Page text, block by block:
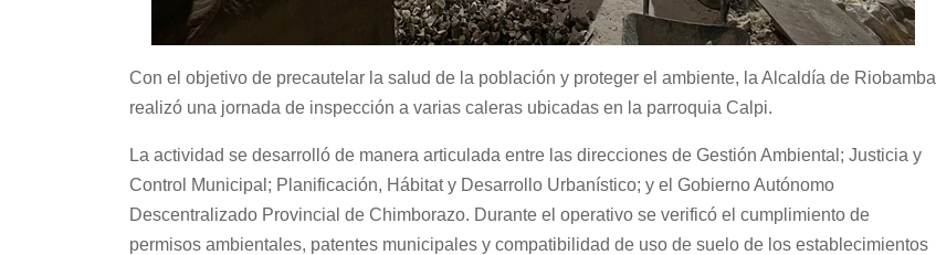
Con el objetivo de precautelar la salud de la población y proteger el ambiente, la Alcaldía de Riobamba
realizó una jornada de inspección a varias caleras ubicadas en la parroquia Calpi.
La actividad se desarrolló de manera articulada entre las direcciones de Gestión Ambiental; Justicia y
Control Municipal; Planificación, Hábitat y Desarrollo Urbanístico; y el Gobierno Autónomo
Descentralizado Provincial de Chimborazo. Durante el operativo se verificó el cumplimiento de
permisos ambientales, patentes municipales y compatibilidad de uso de suelo de los establecimientos